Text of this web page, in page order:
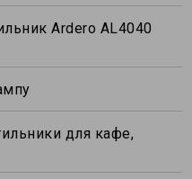
Ardero AL4040
для кафе,